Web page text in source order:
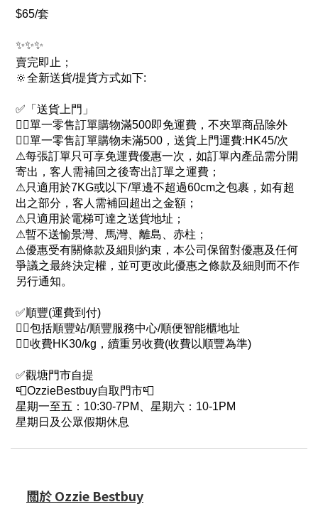
$65/套
✨✨✨
賣完即止；
🔆全新送貨/提貨方式如下:
✅「送貨上門」
👉🏻單一零售訂單購物滿500即免運費，不夾單商品除外
👉🏻單一零售訂單購物未滿500，送貨上門運費:HK45/次
⚠每張訂單只可享免運費優惠一次，如訂單內產品需分開
寄出，客人需補回之後寄出訂單之運費；
⚠只適用於7KG或以下/單邊不超過60cm之包裹，如有超
出之部分，客人需補回超出之金額；
⚠只適用於電梯可達之送貨地址；
⚠暫不送愉景灣、馬灣、離島、赤柱；
⚠優惠受有關條款及細則約束，本公司保留對優惠及任何
爭議之最終決定權，並可更改此優惠之條款及細則而不作
另行通知。
✅順豐(運費到付)
👉🏻包括順豐站/順豐服務中心/順便智能櫃地址
👉🏻收費HK30/kg，續重另收費(收費以順豐為準)
✅觀塘門市自提
📮OzzieBestbuy自取門市📮
星期一至五：10:30-7PM、星期六：10-1PM
星期日及公眾假期休息
關於 Ozzie Bestbuy